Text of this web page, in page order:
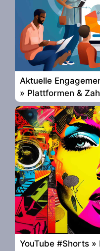
Aktuelle
» Plattformen &
YouTube #Shorts